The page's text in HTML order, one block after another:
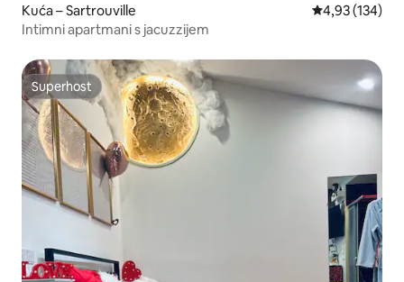
Kuća – Sartrouville Prosječna
4,93 (134)
Intimni apartmani s jacuzzijem
Superhost
Superhost